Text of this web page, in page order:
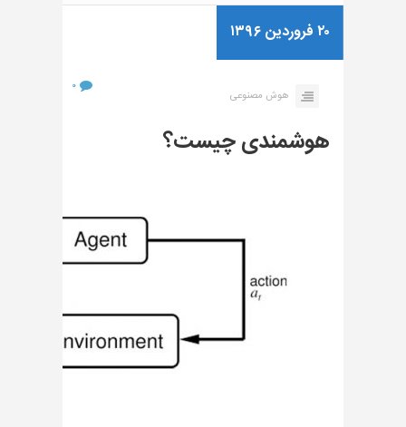
۲۰ فروردین ۱۳۹۶
هوش مصنوعی
۰
هوشمندی چیست؟